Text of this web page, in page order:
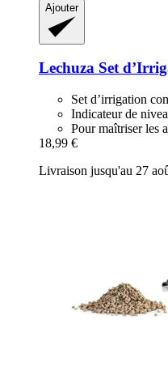
Ajouter
Lechuza Set
Set d’irrigation
Indicateur de
Pour maîtriser les
18,99 €
Livraison jusqu'au 27